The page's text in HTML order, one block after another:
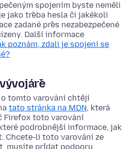
spojením byste neměli
jako třeba hesla či jakékoli
zadané přes nezabezpečené
Další informace
poznám, zdali je spojení se
tomto varování chtějí
tato stránka na MDN, která
Firefox toto varování
podrobnější informace, jak
Chcete-li toto varování ze
musíte přidat podporu